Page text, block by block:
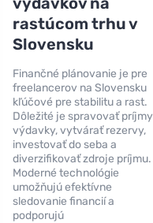
rastúcom trhu v
Slovensku
Finančné plánovanie je pre
freelancerov na Slovensku
kľúčové pre stabilitu a rast.
Dôležité je spravovať
výdavky, vytvárať rezervy,
investovať do seba a
diverzifikovať zdroje príjmu.
Moderné technológie
umožňujú efektívne
sledovanie financií a
podporujú